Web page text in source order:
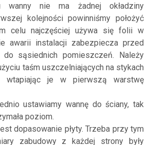
wanny nie ma żadnej okładziny
kolejności powinniśmy położyć
celu najczęściej używa się folii w
awarii instalacji zabezpiecza przed
do sąsiednich pomieszczeń. Należy
taśm uszczelniających na stykach
wtapiając je w pierwszą warstwę
ustawiamy wannę do ściany, tak
poziom.
dopasowanie płyty. Trzeba przy tym
zabudowy z każdej strony były